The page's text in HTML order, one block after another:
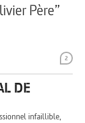
Père”
2
DE
infaillible,